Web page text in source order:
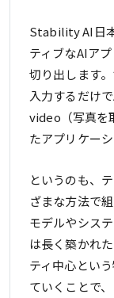
Stability AI日
ティブなAIア
切り出します
入力するだけ
video（写真を
たアプリケー
というのも、
ざまな方法で
モデルやシス
は長く築かれ
ティ中心とい
ていくことで